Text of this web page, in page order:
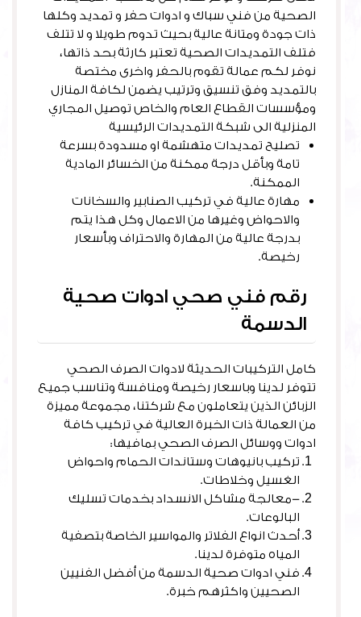
الصحية من فني سباك و ادوات حفر و تمديد وكلها
ذات جودة ومتانة عالية بحيث تدوم طويلا و لا تتلف
فتلف التمديدات الصحية تعتبر كارثة بحد ذاتها،
نوفر لكم عمالة تقوم بالحفر واخرى مختصة
بالتمديد وفق تنسيق وترتيب يضمن لكافة المنازل
ومؤسسات القطاع العام والخاص توصيل المجاري
المنزلية الى شبكة التمديدات الرئيسية
تصليح تمديدات متهشمة او مسدودة بسرعة
تامة وبأقل درجة ممكنة من الخسائر المادية
الممكنة.
مهارة عالية في تركيب الصنابير والسخانات
والاحواض وغيرها من الاعمال وكل هذا يتم
بدرجة عالية من المهارة والاحتراف وبأسعار
رخيصة.
رقم فني صحي ادوات صحية
الدسمة
كامل التركيبات الحديثة لادوات الصرف الصحي
تتوفر لدينا وباسعار رخيصة ومنافسة وتناسب جميع
الزبائن الذين يتعاملون مع شركتنا، مجموعة مميزة
من العمالة ذات الخبرة العالية في تركيب كافة
ادوات ووسائل الصرف الصحي بمافيها:
تركيب بانيوهات وستاندات الحمام واحواض
الغسيل وخلاطات.
-معالجة مشاكل الانسداد بخدمات تسليك
البالوعات.
أحدث انواع الفلاتر والمواسير الخاصة بتصفية
المياه متوفرة لدينا.
فني ادوات صحية الدسمة من أفضل الفنيين
الصحيين واكثرهم خبرة.